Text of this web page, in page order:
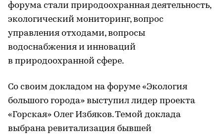
форума стали природоохранная деятельность,
экологический мониторинг, вопрос
управления отходами, вопросы
водоснабжения и инноваций
в природоохранной сфере.
Со своим докладом на форуме «Экология
большого города» выступил лидер проекта
«Горская» Олег Избяков. Темой доклада
выбрана ревитализация бывшей